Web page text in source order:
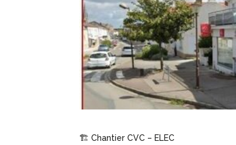
🏗 Chantier CVC – ELEC